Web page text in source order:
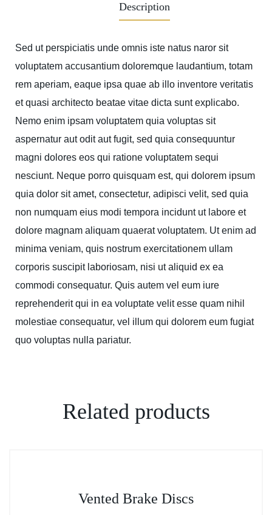
Description
Sed ut perspiciatis unde omnis iste natus naror sit
voluptatem accusantium doloremque laudantium, totam
rem aperiam, eaque ipsa quae ab illo inventore veritatis
et quasi architecto beatae vitae dicta sunt explicabo.
Nemo enim ipsam voluptatem quia voluptas sit
aspernatur aut odit aut fugit, sed quia consequuntur
magni dolores eos qui ratione voluptatem sequi
nesciunt. Neque porro quisquam est, qui dolorem ipsum
quia dolor sit amet, consectetur, adipisci velit, sed quia
non numquam eius modi tempora incidunt ut labore et
dolore magnam aliquam quaerat voluptatem. Ut enim ad
minima veniam, quis nostrum exercitationem ullam
corporis suscipit laboriosam, nisi ut aliquid ex ea
commodi consequatur. Quis autem vel eum iure
reprehenderit qui in ea voluptate velit esse quam nihil
molestiae consequatur, vel illum qui dolorem eum fugiat
quo voluptas nulla pariatur.
Related products
Vented Brake Discs